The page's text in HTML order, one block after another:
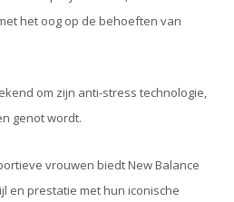
het oog op de behoeften van
om zijn anti-stress technologie,
genot wordt.
vrouwen biedt New Balance
en prestatie met hun iconische